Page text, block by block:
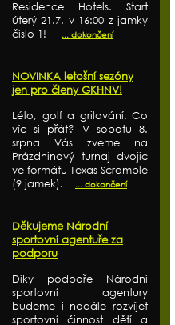
Residence Hotels. Start
úterý 21.7. v 16:00 z jamky
číslo 1!
... dokončení
NOVINKA letošní sezóny
jen pro členy GKHNV!
Léto, golf a grilování. Co
víc si přát? V sobotu 8.
srpna Vás zveme na
Prázdninový turnaj dvojic
ve formátu Texas Scramble
(9 jamek).
... dokončení
Děkujeme Národní
sportovní agentuře za
podporu
Díky podpoře Národní
sportovní agentury
budeme i nadále rozvíjet
sportovní činnost dětí a